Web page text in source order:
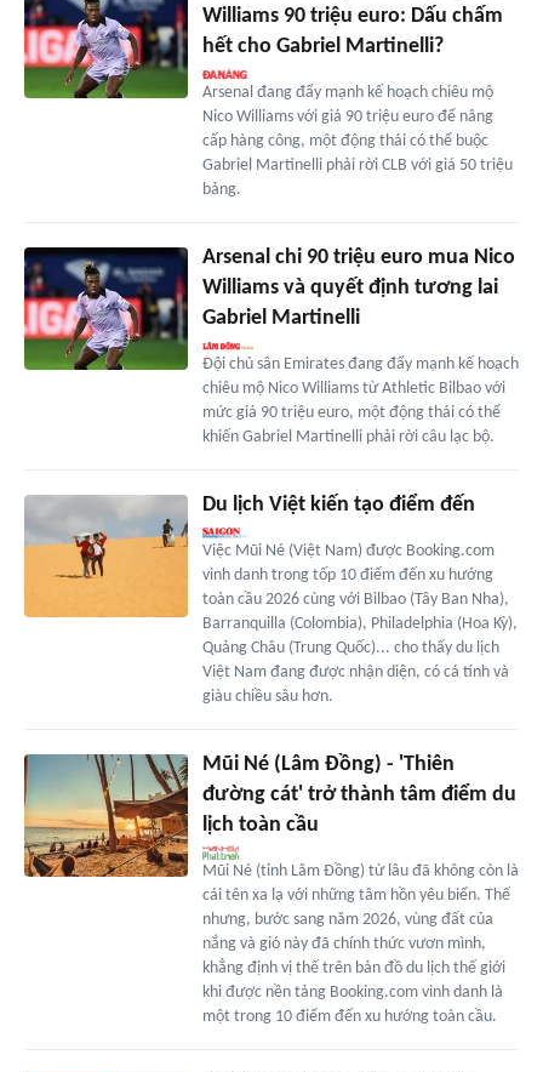
Williams 90 triệu euro: Dấu chấm
hết cho Gabriel Martinelli?
Arsenal đang đẩy mạnh kế hoạch chiêu mộ
Nico Williams với giá 90 triệu euro để nâng
cấp hàng công, một động thái có thể buộc
Gabriel Martinelli phải rời CLB với giá 50 triệu
bảng.
Arsenal chi 90 triệu euro mua Nico
Williams và quyết định tương lai
Gabriel Martinelli
Đội chủ sân Emirates đang đẩy mạnh kế hoạch
chiêu mộ Nico Williams từ Athletic Bilbao với
mức giá 90 triệu euro, một động thái có thể
khiến Gabriel Martinelli phải rời câu lạc bộ.
Du lịch Việt kiến tạo điểm đến
Việc Mũi Né (Việt Nam) được Booking.com
vinh danh trong tốp 10 điểm đến xu hướng
toàn cầu 2026 cùng với Bilbao (Tây Ban Nha),
Barranquilla (Colombia), Philadelphia (Hoa Kỳ),
Quảng Châu (Trung Quốc)... cho thấy du lịch
Việt Nam đang được nhận diện, có cá tính và
giàu chiều sâu hơn.
Mũi Né (Lâm Đồng) - 'Thiên
đường cát' trở thành tâm điểm du
lịch toàn cầu
Mũi Né (tỉnh Lâm Đồng) từ lâu đã không còn là
cái tên xa lạ với những tâm hồn yêu biển. Thế
nhưng, bước sang năm 2026, vùng đất của
nắng và gió này đã chính thức vươn mình,
khẳng định vị thế trên bản đồ du lịch thế giới
khi được nền tảng Booking.com vinh danh là
một trong 10 điểm đến xu hướng toàn cầu.